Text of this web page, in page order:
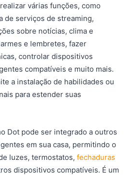
várias funções, como
de serviços de streaming,
sobre notícias, clima e
e lembretes, fazer
controlar dispositivos
compatíveis e muito mais.
a instalação de habilidades ou
para estender suas
Dot pode ser integrado a outros
em sua casa, permitindo o
luzes, termostatos, fechaduras
dispositivos compatíveis. É um